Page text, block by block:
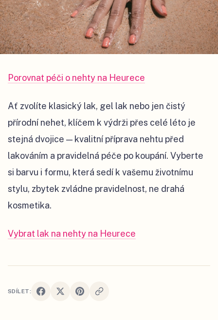
Porovnat péči o nehty na Heurece
Ať zvolíte klasický lak, gel lak nebo jen čistý
přírodní nehet, klíčem k výdrži přes celé léto je
stejná dvojice — kvalitní příprava nehtu před
lakováním a pravidelná péče po koupání. Vyberte
si barvu i formu, která sedí k vašemu životnímu
stylu, zbytek zvládne pravidelnost, ne drahá
kosmetika.
Vybrat lak na nehty na Heurece
SDÍLET: